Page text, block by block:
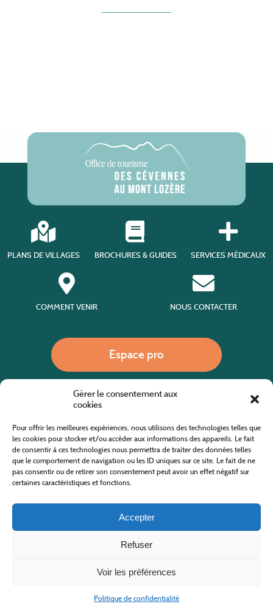
Gérer le consentement aux
cookies
Pour offrir les meilleures expériences, nous utilisons des technologies telles que
les cookies pour stocker et/ou accéder aux informations des appareils. Le fait
de consentir à ces technologies nous permettra de traiter des données telles
que le comportement de navigation ou les ID uniques sur ce site. Le fait de ne
pas consentir ou de retirer son consentement peut avoir un effet négatif sur
certaines caractéristiques et fonctions.
Accepter
Refuser
Voir les préférences
Politique de confidentialité
PLANS DE VILLAGES BROCHURES & GUIDES SERVICES MÉDICAUX
COMMENT VENIR NOUS CONTACTER
Espace pro
Site internet cofinancé par le fonds européen agricole pour le développement rural
L'Europe investit dans les zones rurales
Office de Tourisme des Cévennes au Mont Lozère